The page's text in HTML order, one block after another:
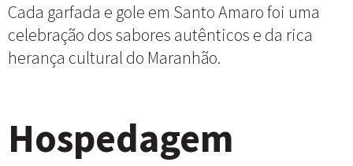
Cada garfada e gole em Santo Amaro foi uma
celebração dos sabores autênticos e da rica
herança cultural do Maranhão.
Hospedagem